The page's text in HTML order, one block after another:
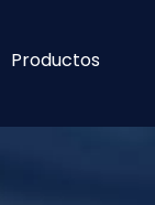
Productos